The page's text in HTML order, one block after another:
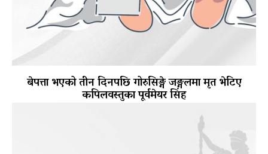
बेपत्ता भएको तीन दिनपछि गोरुसिङ्गे जङ्गलमा मृत भेटिए
कपिलवस्तुका पूर्वमेयर सिंह